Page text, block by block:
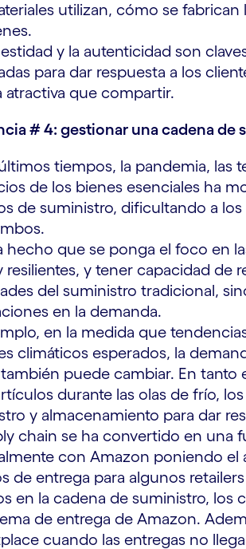
utilizan, cómo se
y la autenticidad son
para dar respuesta a los
atractiva que compartir.
# 4: gestionar una cadena de
tiempos, la pandemia, las
de los bienes esenciales ha
de suministro, dificultando a
hecho que se ponga el foco en
resilientes, y tener capacidad de
del suministro tradicional,
en la demanda.
en la medida que
climáticos esperados, la
puede cambiar. En
durante las olas de frío,
y almacenamiento para dar
chain se ha convertido en una
con Amazon poniendo
de entrega para algunos
en la cadena de suministro, los
de entrega de Amazon.
cuando las entregas no